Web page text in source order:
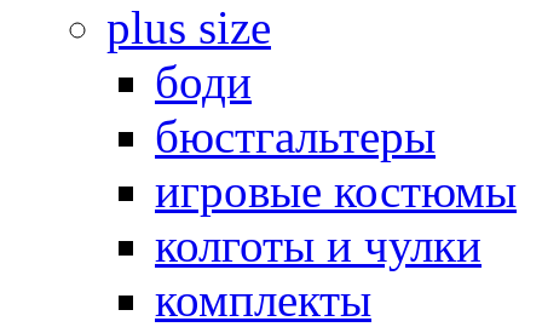
plus size
боди
бюстгальтеры
игровые костюмы
колготы и чулки
комплекты